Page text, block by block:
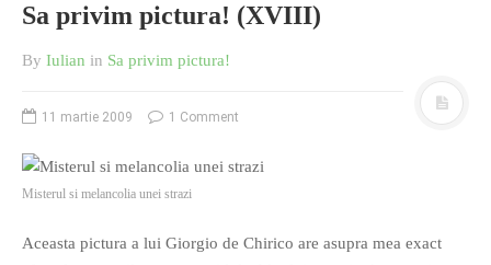
Sa privim pictura! (XVIII)
By Iulian in Sa privim pictura!
11 martie 2009 1 Comment
Misterul si melancolia unei strazi
Aceasta pictura a lui Giorgio de Chirico are asupra mea exact